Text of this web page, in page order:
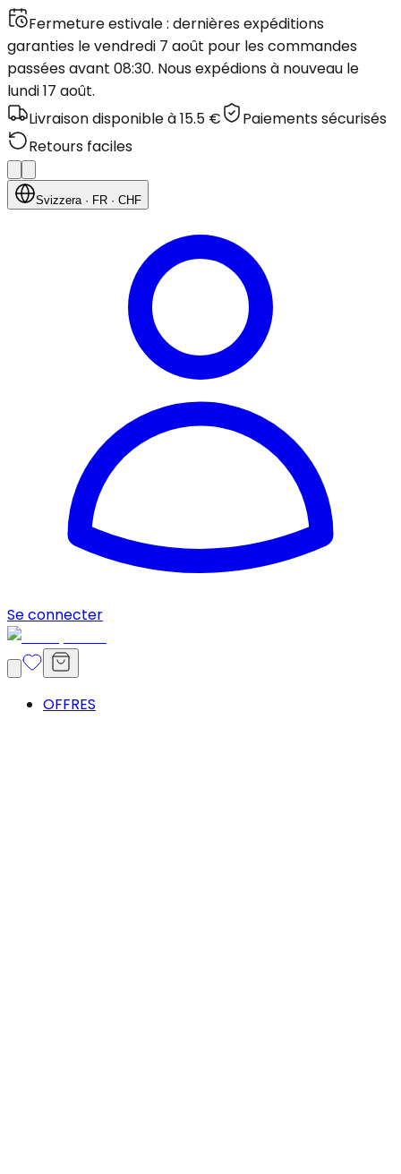
Fermeture estivale : dernières expéditions
garanties le vendredi 7 août pour les commandes
passées avant 08:30. Nous expédions à nouveau le
lundi 17 août.
Livraison disponible à 15.5 €
Paiements sécurisés
Retours faciles
Svizzera· FR · CHF
Se connecter
OFFRES